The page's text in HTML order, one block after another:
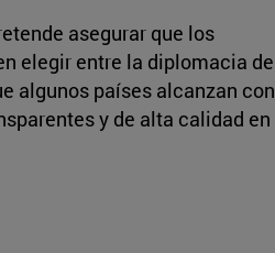
asegurar que los
elegir entre la diplomacia de
algunos países alcanzan con
y de alta calidad en